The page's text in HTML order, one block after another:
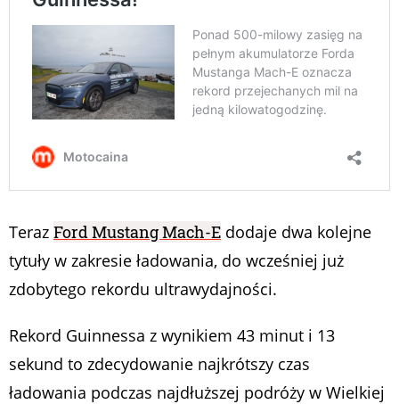
Teraz Ford Mustang Mach-E dodaje dwa kolejne
tytuły w zakresie ładowania, do wcześniej już
zdobytego rekordu ultrawydajności.
Rekord Guinnessa z wynikiem 43 minut i 13
sekund to zdecydowanie najkrótszy czas
ładowania podczas najdłuższej podróży w Wielkiej